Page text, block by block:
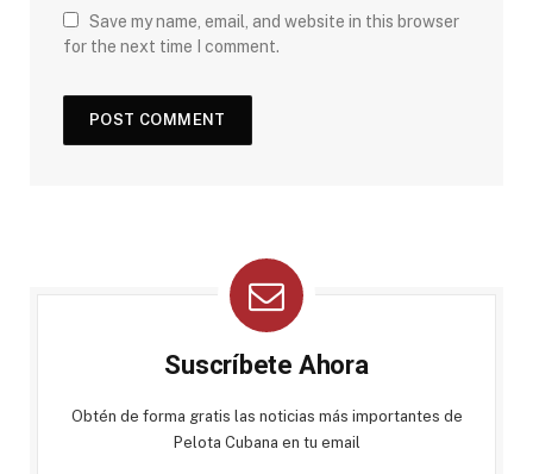
Save my name, email, and website in this browser
for the next time I comment.
Suscríbete Ahora
Obtén de forma gratis las noticias más importantes de
Pelota Cubana en tu email